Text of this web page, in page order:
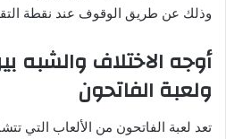
وذلك عن طريق الوقوف عند نقطة
أوجه الاختلاف والشبه
ولعبة الفاتحون